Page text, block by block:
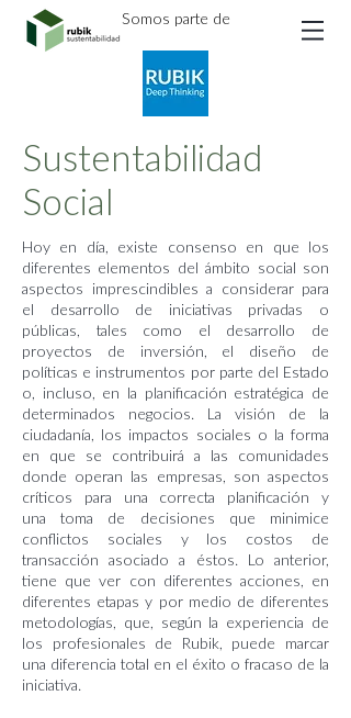
Somos parte de
Sustentabilidad
Social
Hoy en día, existe consenso en que los
diferentes elementos del ámbito social son
aspectos imprescindibles a considerar para
el desarrollo de iniciativas privadas o
públicas, tales como el desarrollo de
proyectos de inversión, el diseño de
políticas e instrumentos por parte del Estado
o, incluso, en la planificación estratégica de
determinados negocios. La visión de la
ciudadanía, los impactos sociales o la forma
en que se contribuirá a las comunidades
donde operan las empresas, son aspectos
críticos para una correcta planificación y
una toma de decisiones que minimice
conflictos sociales y los costos de
transacción asociado a éstos. Lo anterior,
tiene que ver con diferentes acciones, en
diferentes etapas y por medio de diferentes
metodologías, que, según la experiencia de
los profesionales de Rubik, puede marcar
una diferencia total en el éxito o fracaso de la
iniciativa.